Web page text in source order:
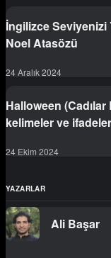
İngilizce
Noel Atasözü
24 Aralık 2024
Halloween
kelimeler ve ifadeler
24 Ekim 2024
YAZARLAR
Ali Başar